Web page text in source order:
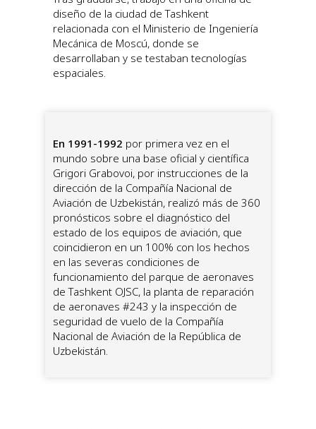
En 1991-1992 por primera vez en el
mundo sobre una base oficial y científica
Grigori Grabovoi, por instrucciones de la
dirección de la Compañía Nacional de
Aviación de Uzbekistán, realizó más de 360
pronósticos sobre el diagnóstico del
estado de los equipos de aviación, que
coincidieron en un 100% con los hechos
en las severas condiciones de
funcionamiento del parque de aeronaves
de Tashkent OJSC, la planta de reparación
de aeronaves #243 y la inspección de
seguridad de vuelo de la Compañía
Nacional de Aviación de la República de
Uzbekistán.
diseño de la ciudad de Tashkent
relacionada con el Ministerio de Ingeniería
Mecánica de Moscú, donde se
desarrollaban y se testaban tecnologías
espaciales.